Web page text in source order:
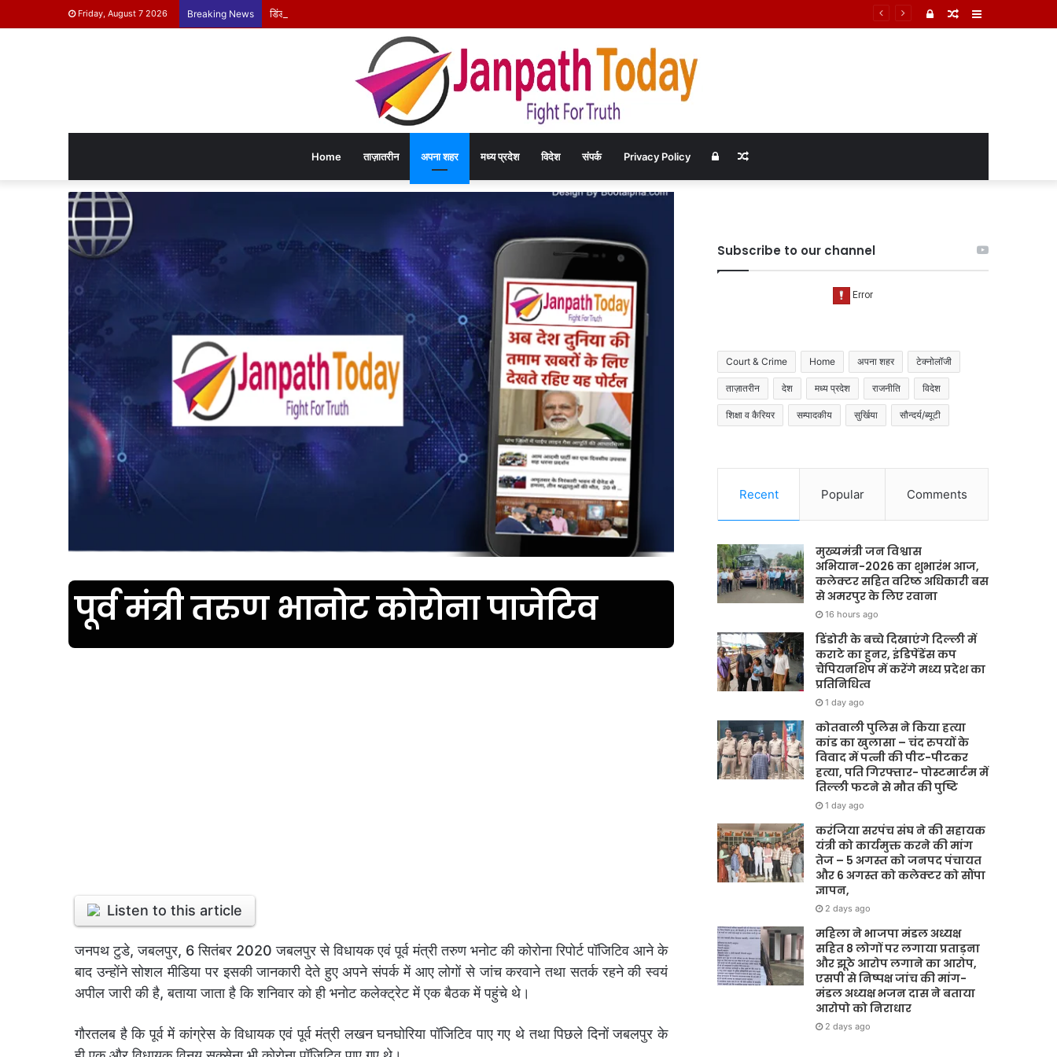
Friday, August 7 2026 Breaking News डिंडोरी के बच्चे दिखाएंगे दिल्ली में कराटे का हुनर, इंडिपेंडेंस कप चैंपियनशिप में करेंगे मध्य प्रदेश का प्रतिनिधित्व Random
Log
Home ताज़ातरीन अपना शहर मध्य प्रदेश विदेश संपर्क Privacy Policy Random
Log
पूर्व मंत्री तरुण भानोट कोरोना पाजेटिव
Listen to this article
जनपथ टुडे, जबलपुर, 6 सितंबर 2020 जबलपुर से विधायक एवं पूर्व मंत्री तरुण भनोट की कोरोना रिपोर्ट पॉजिटिव आने के
बाद उन्होंने सोशल मीडिया पर इसकी जानकारी देते हुए अपने संपर्क में आए लोगों से जांच करवाने तथा सतर्क रहने की स्वयं
अपील जारी की है, बताया जाता है कि शनिवार को ही भनोट कलेक्ट्रेट में एक बैठक में पहुंचे थे।
गौरतलब है कि पूर्व में कांग्रेस के विधायक एवं पूर्व मंत्री लखन घनघोरिया पॉजिटिव पाए गए थे तथा पिछले दिनों जबलपुर के
Subscribe to our channel
Court & Crime Home अपना शहर टेक्नोलॉजी
ताज़ातरीन देश मध्य प्रदेश राजनीति विदेश
शिक्षा व कैरियर सम्पादकीय सुर्खिया सौन्दर्य/ब्यूटी
Recent Popular Comments
मुख्यमंत्री जन विश्वास
अभियान-2026 का शुभारंभ आज,
कलेक्टर सहित वरिष्ठ अधिकारी बस
से अमरपुर के लिए रवाना
16 hours ago
डिंडोरी के बच्चे दिखाएंगे दिल्ली में
कराटे का हुनर, इंडिपेंडेंस कप
चैंपियनशिप में करेंगे मध्य प्रदेश का
प्रतिनिधित्व
1 day ago
कोतवाली पुलिस ने किया हत्या
कांड का खुलासा – चंद रुपयों के
विवाद में पत्नी की पीट-पीटकर
हत्या, पति गिरफ्तार- पोस्टमार्टम में
तिल्ली फटने से मौत की पुष्टि
1 day ago
करंजिया सरपंच संघ ने की सहायक
यंत्री को कार्यमुक्त करने की मांग
तेज – 5 अगस्त को जनपद पंचायत
और 6 अगस्त को कलेक्टर को सौंपा
ज्ञापन,
2 days ago
महिला ने भाजपा मंडल अध्यक्ष
सहित 8 लोगों पर लगाया प्रताड़ना
और झूठे आरोप लगाने का आरोप,
एसपी से निष्पक्ष जांच की मांग-
मंडल अध्यक्ष भजन दास ने बताया
आरोपो को निराधार
2 days ago